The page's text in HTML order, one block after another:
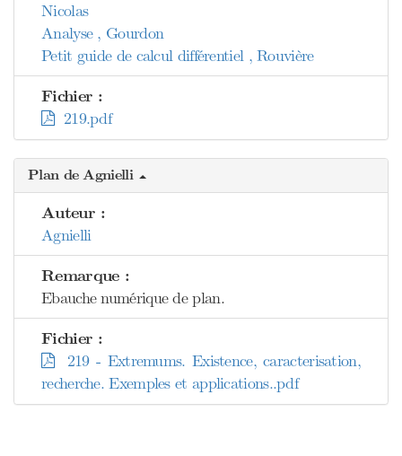
Nicolas
Analyse , Gourdon
Petit guide de calcul différentiel , Rouvière
Fichier :
219.pdf
Plan de Agnielli
Auteur :
Agnielli
Remarque :
Ebauche numérique de plan.
Fichier :
219 - Extremums. Existence, caracterisation,
recherche. Exemples et applications..pdf